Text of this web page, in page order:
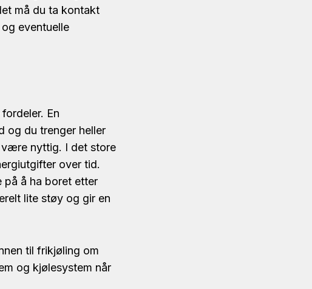
må du ta kontakt
eventuelle
En
og du trenger heller
være nyttig. I det store
over tid.
på å ha boret etter
lite støy og gir en
til frikjøling om
og kjølesystem når